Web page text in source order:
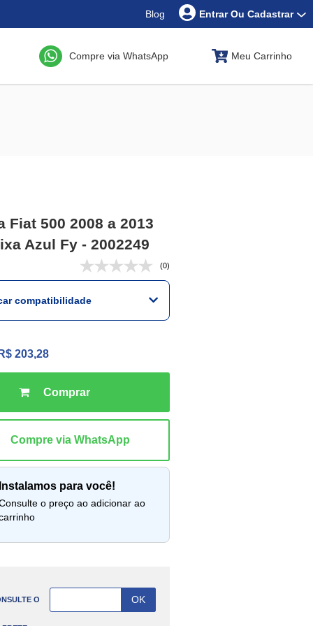
Blog Entrar Ou Cadastrar
Compre via WhatsApp Meu Carrinho
Fiat 500 2008 a 2013
Azul Fy - 2002249
(0)
compatibilidade
R$ 203,28
instalamos para você!
ao adicionar ao
O